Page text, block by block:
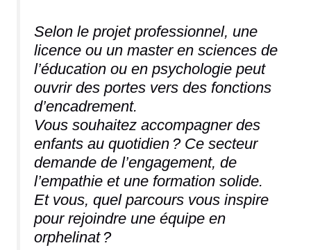
Selon le projet professionnel, une
licence ou un master en sciences de
l’éducation ou en psychologie peut
ouvrir des portes vers des fonctions
d’encadrement.
Vous souhaitez accompagner des
enfants au quotidien ? Ce secteur
demande de l’engagement, de
l’empathie et une formation solide.
Et vous, quel parcours vous inspire
pour rejoindre une équipe en
orphelinat ?